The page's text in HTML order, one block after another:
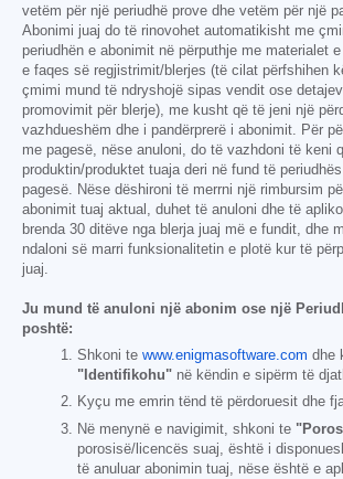
vetëm për një periudhë prove dhe vetëm për një
Abonimi juaj do të rinovohet automatikisht me
periudhën e abonimit në përputhje me materialet
e faqes së regjistrimit/blerjes (të cilat përfshihen
çmimi mund të ndryshojë sipas vendit ose
promovimit për blerje), me kusht që të jeni një
vazhdueshëm dhe i pandërprerë i abonimit. Për
me pagesë, nëse anuloni, do të vazhdoni të keni
produktin/produktet tuaja deri në fund të
pagesë. Nëse dëshironi të merrni një rimbursim
abonimit tuaj aktual, duhet të anuloni dhe të
brenda 30 ditëve nga blerja juaj më e fundit, dhe
ndaloni së marri funksionalitetin e plotë kur të
juaj.
Ju mund të anuloni një abonim ose një
poshtë:
Shkoni te www.enigmasoftware.com dhe
"Identifikohu" në këndin e sipërm të
Kyçu me emrin tënd të përdoruesit dhe
Në menynë e navigimit, shkoni te
porosisë/licencës suaj, është i
të anuluar abonimin tuaj, nëse është e